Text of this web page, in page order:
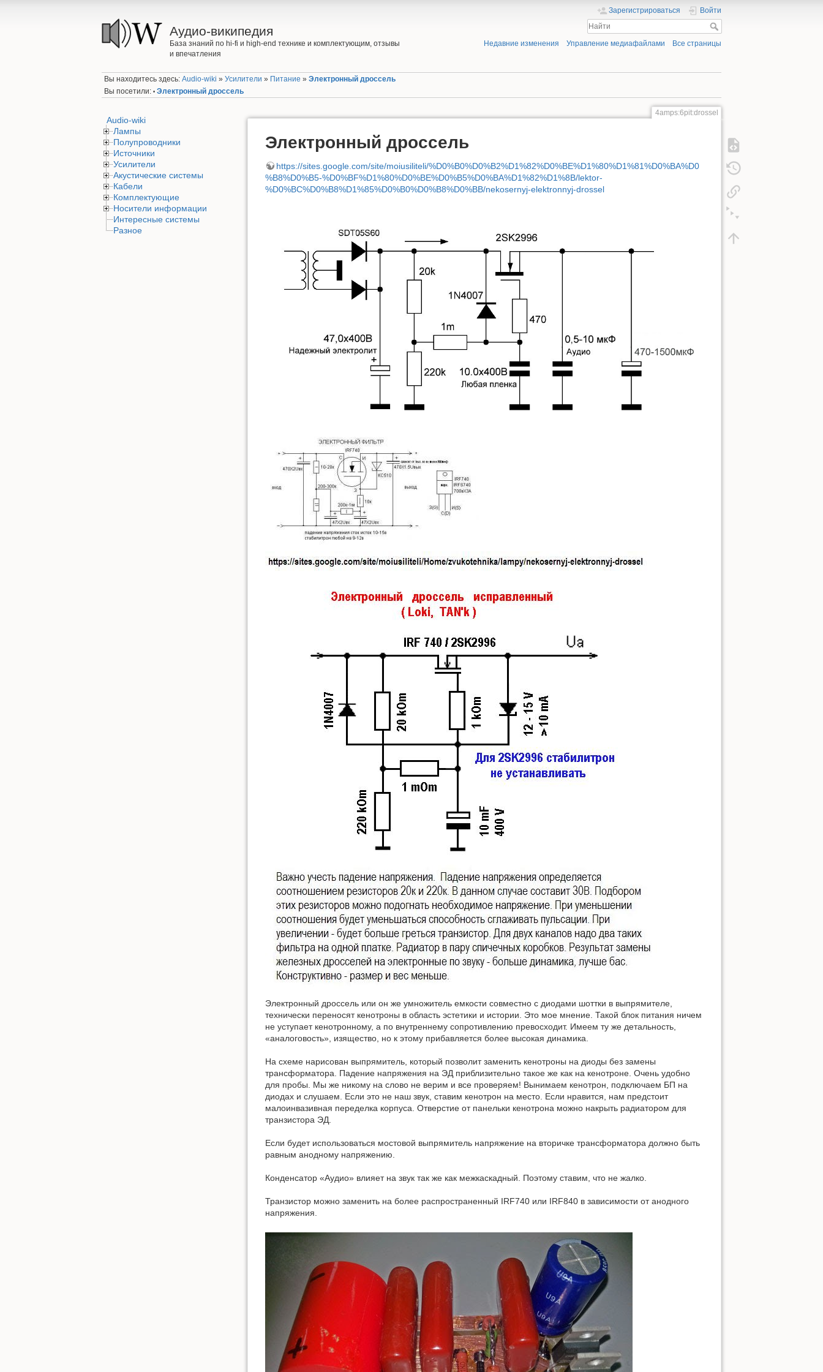
Аудио-википедия
База знаний по hi-fi и high-end технике и комплектующим, отзывы
и впечатления
Зарегистрироваться Войти
Недавние изменения Управление медиафайлами Все страницы
Вы находитесь здесь:Audio-wiki »Усилители » Питание »Электронный дроссель
Вы посетили: • Электронный дроссель
Audio-wiki
Лампы
Полупроводники
Источники
Усилители
Акустические системы
Кабели
Комплектующие
Носители информации
Интересные системы
Разное
4amps:6pit:drossel
Электронный дроссель
https://sites.google.com/site/moiusiliteli/%D0%B0%D0%B2%D1%82%D0%BE%D1%80%D1%81%D0%BA%D0
%B8%D0%B5-%D0%BF%D1%80%D0%BE%D0%B5%D0%BA%D1%82%D1%8B/lektor-
%D0%BC%D0%B8%D1%85%D0%B0%D0%B8%D0%BB/nekosernyj-elektronnyj-drossel
Электронный дроссель или он же умножитель емкости совместно с диодами шоттки в выпрямителе,
технически переносят кенотроны в область эстетики и истории. Это мое мнение. Такой блок питания ничем
не уступает кенотронному, а по внутреннему сопротивлению превосходит. Имеем ту же детальность,
«аналоговость», изящество, но к этому прибавляется более высокая динамика.
На схеме нарисован выпрямитель, который позволит заменить кенотроны на диоды без замены
трансформатора. Падение напряжения на ЭД приблизительно такое же как на кенотроне. Очень удобно
для пробы. Мы же никому на слово не верим и все проверяем! Вынимаем кенотрон, подключаем БП на
диодах и слушаем. Если это не наш звук, ставим кенотрон на место. Если нравится, нам предстоит
малоинвазивная переделка корпуса. Отверстие от панельки кенотрона можно накрыть радиатором для
транзистора ЭД.
Если будет использоваться мостовой выпрямитель напряжение на вторичке трансформатора должно быть
равным анодному напряжению.
Конденсатор «Аудио» влияет на звук так же как межкаскадный. Поэтому ставим, что не жалко.
Транзистор можно заменить на более распространенный IRF740 или IRF840 в зависимости от анодного
напряжения.